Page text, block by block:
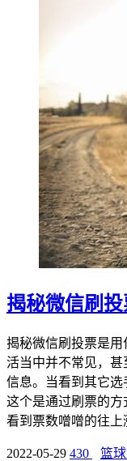
揭秘微信刷
揭秘微信刷投票是
活当中并不常见，
信息。当看到其它选
这个是通过刷票的
看到票数噌噌的往上
2022-05-29 430 篮